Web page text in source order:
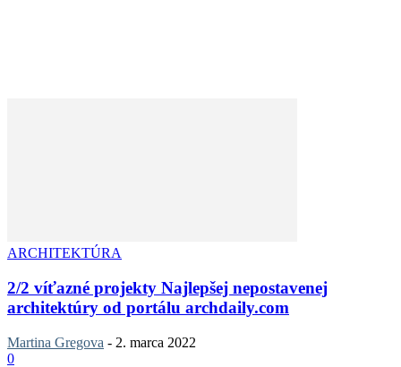
ARCHITEKTÚRA
2/2 víťazné projekty Najlepšej nepostavenej
architektúry od portálu archdaily.com
Martina Gregova - 2. marca 2022
0